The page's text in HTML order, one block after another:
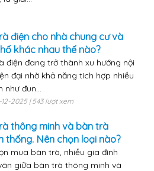
điện cho nhà chung cư và
khác nhau thế nào?
điện đang trở thành xu hướng nội
đại nhờ khả năng tích hợp nhiều
đun...
12-2025 | 543 lượt xem
thông minh và bàn trà
thống. Nên chọn loại nào?
mua bàn trà, nhiều gia đình
giữa bàn trà thông minh và